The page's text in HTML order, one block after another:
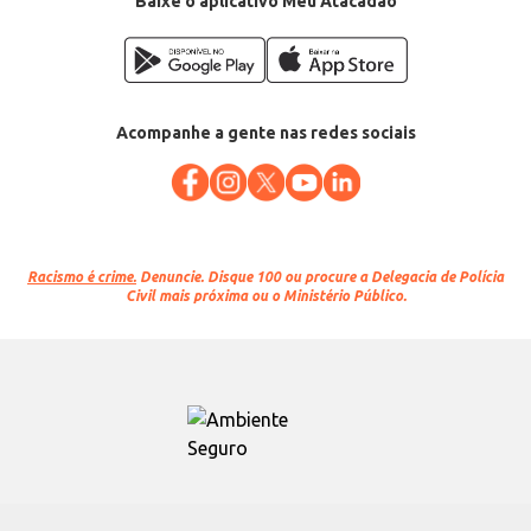
Acompanhe a gente nas redes sociais
Racismo é crime. Denuncie. Disque 100 ou procure a Delegacia de Polícia
Civil mais próxima ou o Ministério Público.